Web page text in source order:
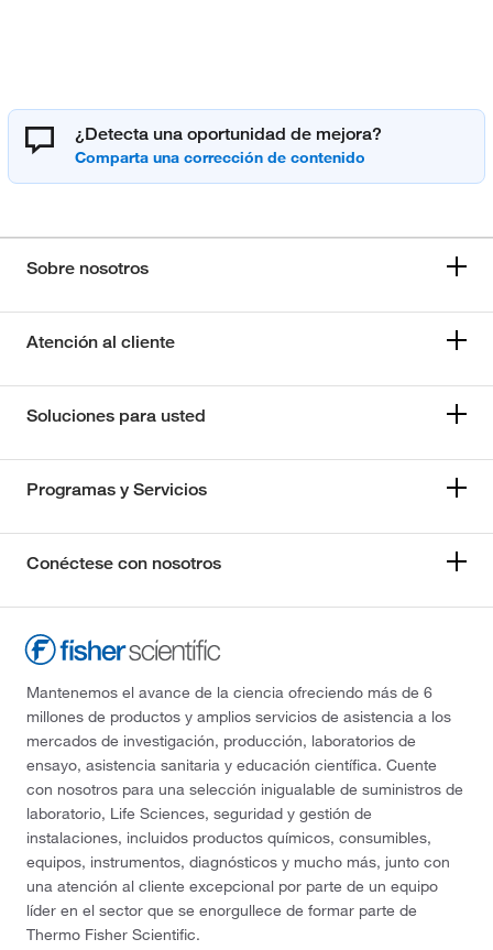
¿Detecta una oportunidad de mejora?
Sobre nosotros
Atención al cliente
Soluciones para usted
Programas y Servicios
Conéctese con nosotros
Mantenemos el avance de la ciencia ofreciendo más de 6
millones de productos y amplios servicios de asistencia a los
mercados de investigación, producción, laboratorios de
ensayo, asistencia sanitaria y educación científica. Cuente
con nosotros para una selección inigualable de suministros de
laboratorio, Life Sciences, seguridad y gestión de
instalaciones, incluidos productos químicos, consumibles,
equipos, instrumentos, diagnósticos y mucho más, junto con
una atención al cliente excepcional por parte de un equipo
líder en el sector que se enorgullece de formar parte de
Thermo Fisher Scientific.